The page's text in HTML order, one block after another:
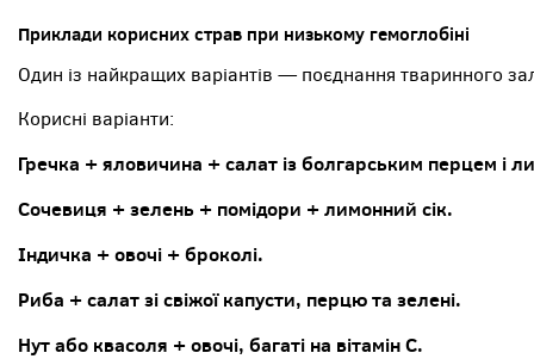
Приклади корисних страв при низькому гемоглобіні
Один із найкращих варіантів — поєднання тваринного
Корисні варіанти:
Гречка + яловичина + салат із болгарським перцем і
Сочевиця + зелень + помідори + лимонний сік.
Індичка + овочі + броколі.
Риба + салат зі свіжої капусти, перцю та зелені.
Нут або квасоля + овочі, багаті на вітамін C.